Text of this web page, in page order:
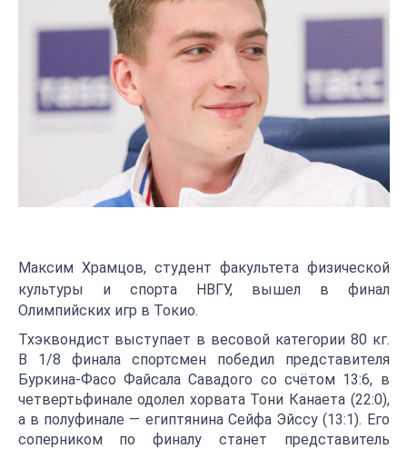
Максим Храмцов, студент факультета физической
культуры и спортаНВГУ, вышел в финал
Олимпийских игр в Токио.
Тхэквондист выступает в весовой категории 80 кг.
В 1/8 финала спортсмен победил представителя
Буркина-Фасо Файсала Савадого со счётом 13:6, в
четвертьфинале одолел хорвата Тони Канаета (22:0),
а в полуфинале — египтянина Сейфа Эйссу (13:1). Его
соперником по финалу станет представитель